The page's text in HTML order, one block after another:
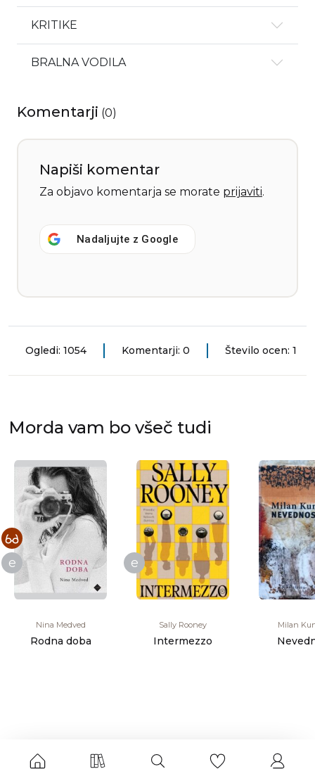
KRITIKE
BRALNA VODILA
Komentarji (0)
Napiši komentar
Za objavo komentarja se morate prijaviti.
Nadaljujte z Google
Ogledi: 1054 Komentarji: 0 Število ocen: 1
Morda vam bo všeč tudi
e
Nina Medved
Rodna doba
e
Sally Rooney
Intermezzo
Milan